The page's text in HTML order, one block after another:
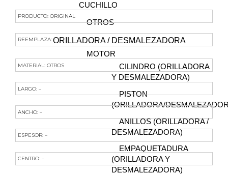
CUCHILLO
OTROS
ORILLADORA / DESMALEZADORA
MOTOR
CILINDRO (ORILLADORA
Y DESMALEZADORA)
PISTON
(ORILLADORA/
ANILLOS (ORILLADORA /
DESMALEZADORA)
EMPAQUETADURA
(ORILLADORA Y
DESMALEZADORA)
PRODUCTO: ORIGINAL
REEMPLAZA: –
MATERIAL: OTROS
LARGO: –
ANCHO: –
ESPESOR: –
CENTRO: –